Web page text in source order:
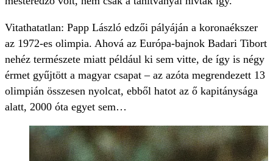
Vitathatatlan: Papp László edzői pályáján a koronaékszer
az 1972-es olimpia. Ahová az Európa-bajnok Badari Tibort
nehéz természete miatt például ki sem vitte, de így is négy
érmet gyűjtött a magyar csapat – az azóta megrendezett 13
olimpián összesen nyolcat, ebből hatot az ő kapitánysága
alatt, 2000 óta egyet sem…